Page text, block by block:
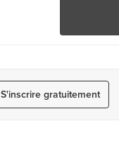
S'inscrire gratuitement